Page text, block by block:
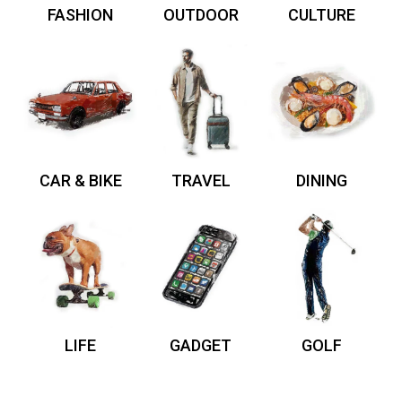
FASHION OUTDOOR CULTURE
CAR & BIKE TRAVEL DINING
LIFE GADGET GOLF